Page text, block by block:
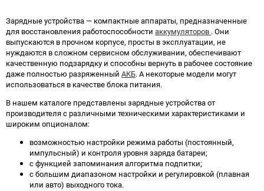
ПОДОБРАТЬ
Зарядные устройства — компактные аппараты, предназначенные
для восстановления работоспособности аккумуляторов . Они
выпускаются в прочном корпусе, просты в эксплуатации, не
нуждаются в сложном сервисном обслуживании, обеспечивают
качественную подзарядку и способны вернуть в рабочее состояние
даже полностью разряженный АКБ. А некоторые модели могут
использоваться в качестве блока питания.
В нашем каталоге представлены зарядные устройства от
производителя с различными техническими характеристиками и
широким опционалом:
возможностью настройки режима работы (постоянный,
импульсный) и контроля уровня заряда батареи;
с функцией запоминания алгоритма подпитки;
с большим диапазоном настройки и регулировкой (плавная
или авто) выходного тока.